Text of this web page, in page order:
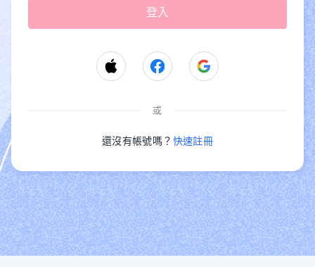
或
還沒有帳號嗎？ 快速註冊